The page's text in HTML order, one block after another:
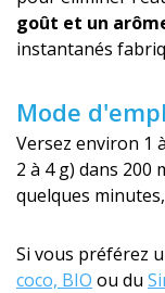
goût et un
instantanés
Mode
Versez environ 1
2 à 4 g) dans 200
quelques
Si vous préférez
coco, BIO ou du